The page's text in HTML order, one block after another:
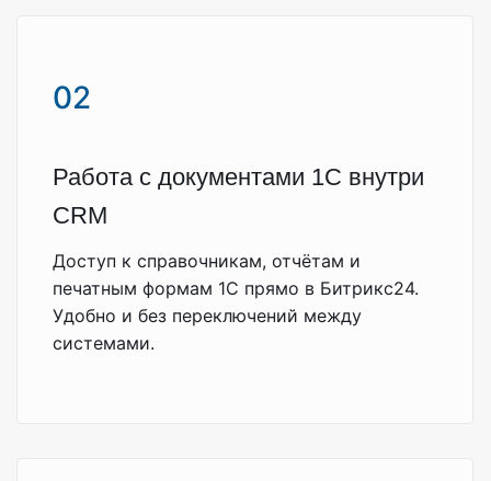
02
Работа с документами 1С внутри
CRM
Доступ к справочникам, отчётам и
печатным формам 1С прямо в Битрикс24.
Удобно и без переключений между
системами.